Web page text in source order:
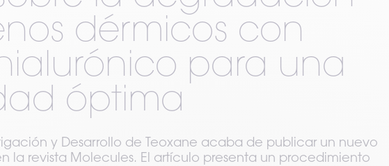
dérmicos con
para una
óptima
y Desarrollo de Teoxane acaba de publicar un nuevo
la revista Molecules. El artículo presenta un procedimiento